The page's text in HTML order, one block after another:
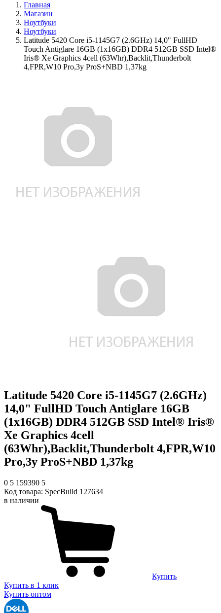
Главная
Магазин
Ноутбуки
Ноутбуки
Latitude 5420 Core i5-1145G7 (2.6GHz) 14,0" FullHD
Touch Antiglare 16GB (1x16GB) DDR4 512GB SSD Intel®
Iris® Xe Graphics 4cell (63Whr),Backlit,Thunderbolt
4,FPR,W10 Pro,3y ProS+NBD 1,37kg
Latitude 5420 Core i5-1145G7 (2.6GHz)
14,0" FullHD Touch Antiglare 16GB
(1x16GB) DDR4 512GB SSD Intel® Iris®
Xe Graphics 4cell
(63Whr),Backlit,Thunderbolt 4,FPR,W10
Pro,3y ProS+NBD 1,37kg
0 5 159390 5
Код товара: SpecBuild 127634
в наличии
Купить
Купить в 1 клик
Купить оптом